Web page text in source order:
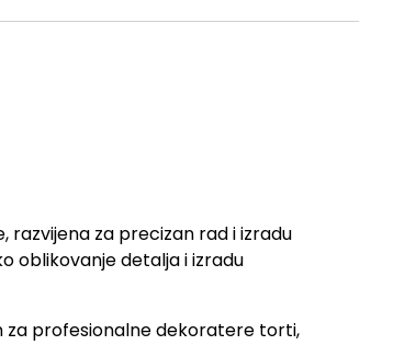
za precizan rad i izradu
oblikovanje detalja i izradu
za profesionalne dekoratere torti,